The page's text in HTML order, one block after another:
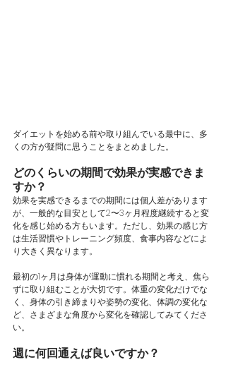
ダイエットを始める前や取り組んでいる最中に、多
くの方が疑問に思うことをまとめました。
どのくらいの期間で効果が実感できま
すか？
効果を実感できるまでの期間には個人差があります
が、一般的な目安として2〜3ヶ月程度継続すると変
化を感じ始める方もいます。ただし、効果の感じ方
は生活習慣やトレーニング頻度、食事内容などによ
り大きく異なります。
最初の1ヶ月は身体が運動に慣れる期間と考え、焦ら
ずに取り組むことが大切です。体重の変化だけでな
く、身体の引き締まりや姿勢の変化、体調の変化な
ど、さまざまな角度から変化を確認してみてくださ
い。
週に何回通えば良いですか？